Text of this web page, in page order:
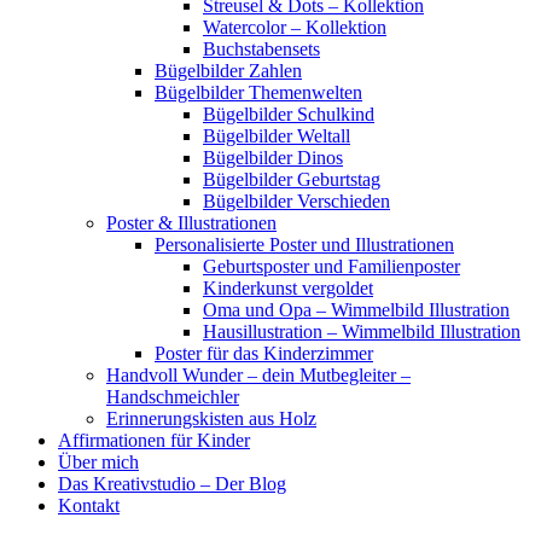
Streusel & Dots – Kollektion
Watercolor – Kollektion
Buchstabensets
Bügelbilder Zahlen
Bügelbilder Themenwelten
Bügelbilder Schulkind
Bügelbilder Weltall
Bügelbilder Dinos
Bügelbilder Geburtstag
Bügelbilder Verschieden
Poster & Illustrationen
Personalisierte Poster und Illustrationen
Geburtsposter und Familienposter
Kinderkunst vergoldet
Oma und Opa – Wimmelbild Illustration
Hausillustration – Wimmelbild Illustration
Poster für das Kinderzimmer
Handvoll Wunder – dein Mutbegleiter –
Handschmeichler
Erinnerungskisten aus Holz
Affirmationen für Kinder
Über mich
Das Kreativstudio – Der Blog
Kontakt